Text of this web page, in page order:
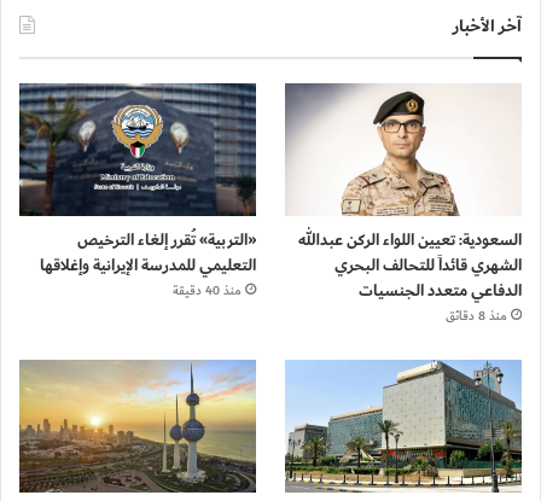
آخر الأخبار
السعودية: تعيين اللواء الركن عبدالله
الشهري قائداً للتحالف البحري
الدفاعي متعدد الجنسيات
منذ 8 دقائق
«التربية» تُقرر إلغاء الترخيص
التعليمي للمدرسة الإيرانية وإغلاقها
منذ 40 دقيقة